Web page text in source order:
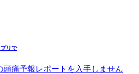
リで
頭痛予報レポートを入手しません